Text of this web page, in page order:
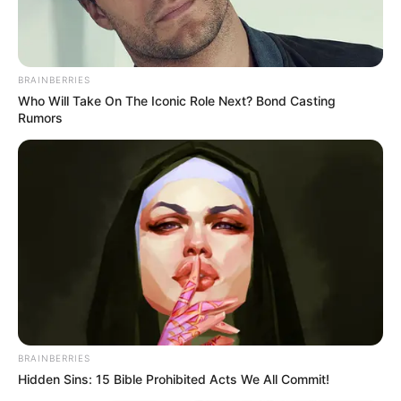
Το τέρας που ζει στις
υπόγειες στοές του Αγίου
Ο πόλεμος στην Ουκρανία
περνάει στην πολύ
σημαντική αλλά και
επικίνδυνη δεύτερη...
BRAINBERRIES
Who Will Take On The Iconic Role Next? Bond Casting
Rumors
BRAINBERRIES
Hidden Sins: 15 Bible Prohibited Acts We All Commit!